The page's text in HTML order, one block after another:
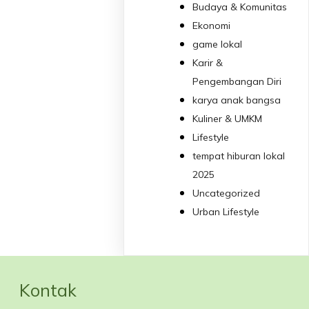
Budaya & Komunitas
Ekonomi
game lokal
Karir &
Pengembangan Diri
karya anak bangsa
Kuliner & UMKM
Lifestyle
tempat hiburan lokal
2025
Uncategorized
Urban Lifestyle
Kontak